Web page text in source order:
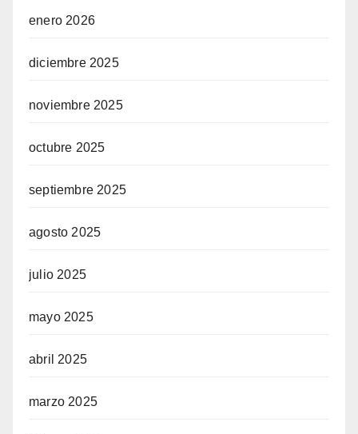
enero 2026
diciembre 2025
noviembre 2025
octubre 2025
septiembre 2025
agosto 2025
julio 2025
mayo 2025
abril 2025
marzo 2025